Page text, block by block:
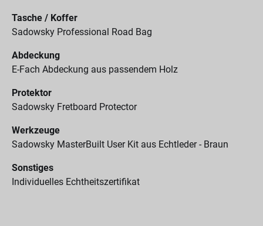
Tasche / Koffer
Sadowsky Professional Road Bag
Abdeckung
E-Fach Abdeckung aus passendem Holz
Protektor
Sadowsky Fretboard Protector
Werkzeuge
Sadowsky MasterBuilt User Kit aus Echtleder - Braun
Sonstiges
Individuelles Echtheitszertifikat